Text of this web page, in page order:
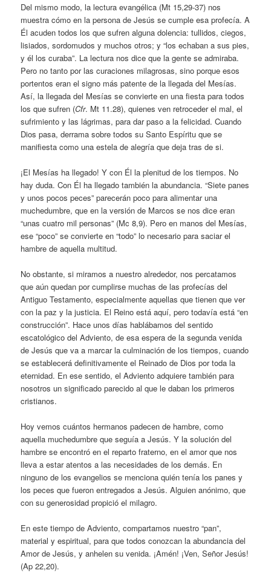
Del mismo modo, la lectura evangélica (Mt 15,29-37) nos
muestra cómo en la persona de Jesús se cumple esa profecía. A
Él acuden todos los que sufren alguna dolencia: tullidos, ciegos,
lisiados, sordomudos y muchos otros; y “los echaban a sus pies,
y él los curaba”. La lectura nos dice que la gente se admiraba.
Pero no tanto por las curaciones milagrosas, sino porque esos
portentos eran el signo más patente de la llegada del Mesías.
Así, la llegada del Mesías se convierte en una fiesta para todos
los que sufren (Cfr. Mt 11.28), quienes ven retroceder el mal, el
sufrimiento y las lágrimas, para dar paso a la felicidad. Cuando
Dios pasa, derrama sobre todos su Santo Espíritu que se
manifiesta como una estela de alegría que deja tras de si.
¡El Mesías ha llegado! Y con Él la plenitud de los tiempos. No
hay duda. Con Él ha llegado también la abundancia. “Siete panes
y unos pocos peces” parecerán poco para alimentar una
muchedumbre, que en la versión de Marcos se nos dice eran
“unas cuatro mil personas” (Mc 8,9). Pero en manos del Mesías,
ese “poco” se convierte en “todo” lo necesario para saciar el
hambre de aquella multitud.
No obstante, si miramos a nuestro alrededor, nos percatamos
que aún quedan por cumplirse muchas de las profecías del
Antiguo Testamento, especialmente aquellas que tienen que ver
con la paz y la justicia. El Reino está aquí, pero todavía está “en
construcción”. Hace unos días hablábamos del sentido
escatológico del Adviento, de esa espera de la segunda venida
de Jesús que va a marcar la culminación de los tiempos, cuando
se establecerá definitivamente el Reinado de Dios por toda la
eternidad. En ese sentido, el Adviento adquiere también para
nosotros un significado parecido al que le daban los primeros
cristianos.
Hoy vemos cuántos hermanos padecen de hambre, como
aquella muchedumbre que seguía a Jesús. Y la solución del
hambre se encontró en el reparto fraterno, en el amor que nos
lleva a estar atentos a las necesidades de los demás. En
ninguno de los evangelios se menciona quién tenía los panes y
los peces que fueron entregados a Jesús. Alguien anónimo, que
con su generosidad propició el milagro.
En este tiempo de Adviento, compartamos nuestro “pan”,
material y espiritual, para que todos conozcan la abundancia del
Amor de Jesús, y anhelen su venida. ¡Amén! ¡Ven, Señor Jesús!
(Ap 22,20).